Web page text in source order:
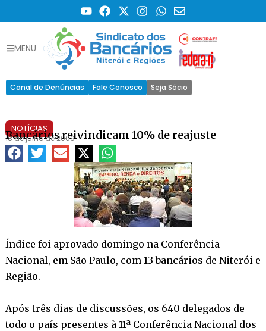
MENU
Canal de Denúncias Fale Conosco Seja Sócio
NOTÍCIAS
Bancários reivindicam 10% de reajuste
18 de julho de 2009
Índice foi aprovado domingo na Conferência
Nacional, em São Paulo, com 13 bancários de Niterói e
Região.
Após três dias de discussões, os 640 delegados de
todo o país presentes à 11ª Conferência Nacional dos